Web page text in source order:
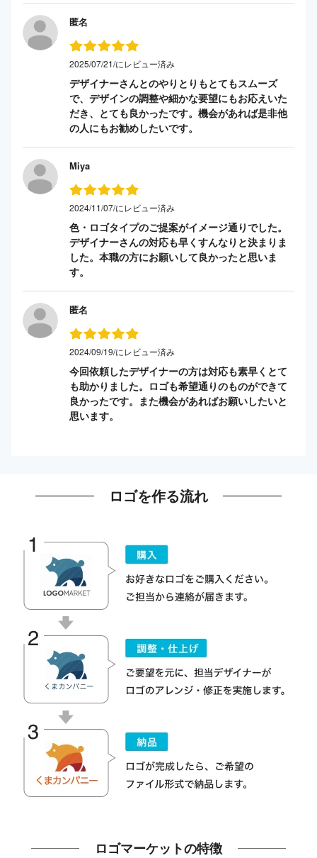
匿名
2025/07/21/にレビュー済み
デザイナーさんとのやりとりもとてもスムーズ
で、デザインの調整や細かな要望にもお応えいた
だき、とても良かったです。機会があれば是非他
の人にもお勧めしたいです。
Miya
2024/11/07/にレビュー済み
色・ロゴタイプのご提案がイメージ通りでした。
デザイナーさんの対応も早くすんなりと決まりま
した。本職の方にお願いして良かったと思いま
す。
匿名
2024/09/19/にレビュー済み
今回依頼したデザイナーの方は対応も素早くとて
も助かりました。ロゴも希望通りのものができて
良かったです。また機会があればお願いしたいと
思います。
ロゴを作る流れ
ロゴマーケットの特徴